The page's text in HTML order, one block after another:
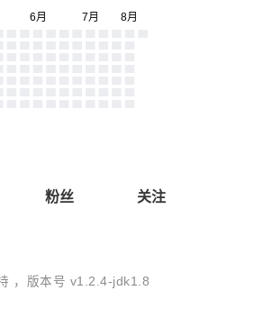
粉丝 关注
，版本号 v1.2.4-jdk1.8